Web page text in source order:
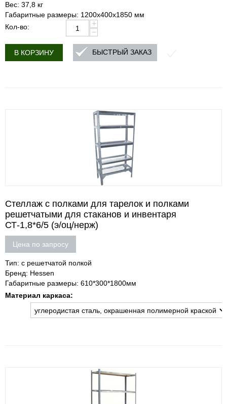
Вес: 37,8 кг
Габаритные размеры: 1200х400х1850 мм
Кол-во:
+
−
В КОРЗИНУ БЫСТРЫЙ ЗАКАЗ
Стеллаж с полками для тарелок и полками
решетчатыми для стаканов и инвентаря
СТ-1,8*6/5 (э/оц/нерж)
Цена по запросу
Тип: с решетчатой полкой
Бренд: Hessen
Габаритные размеры: 610*300*1800мм
Материал каркаса: